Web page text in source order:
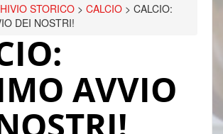
STORICO > CALCIO > CALCIO:
DEI NOSTRI!
AVVIO